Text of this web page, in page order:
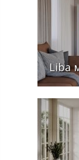
Liba